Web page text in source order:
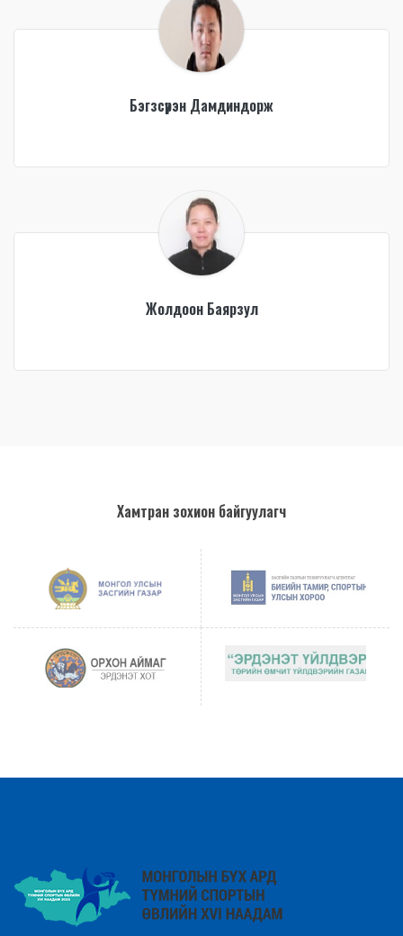
Бэгзсүрэн Дамдиндорж
Жолдоон Баярзул
Хамтран зохион байгуулагч